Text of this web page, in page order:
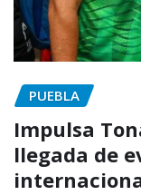
PUEBLA
Impulsa
llegada de